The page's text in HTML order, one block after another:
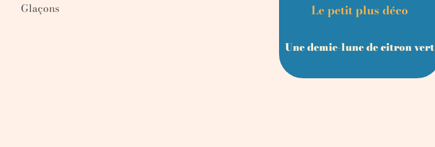
Glaçons
Le petit plus déco
Une demie-lunede citron vert